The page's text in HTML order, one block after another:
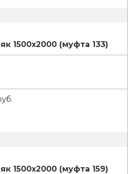
1500х2000 (муфта 133)
1500х2000 (муфта 159)